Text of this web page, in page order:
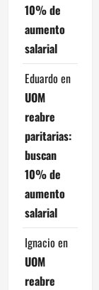
10% de
aumento
salarial
Eduardo en
UOM
reabre
paritarias:
buscan
10% de
aumento
salarial
Ignacio en
UOM
reabre